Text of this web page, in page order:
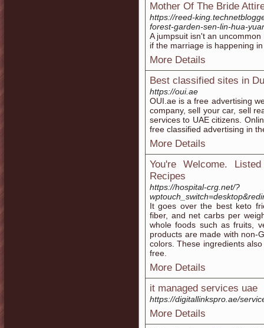
Mother Of The Bride
https://reed-
forest-garden-sen-lin-hua-
A jumpsuit isn't an
if the marriage is happening
More Details
Best classified sites in
https://oui.ae
OUI.ae is a free advertising
company, sell your car, sell
services to UAE citizens.
free classified advertising in
More Details
You're Welcome.
Recipes
https://hospital-crg.net/?
It goes over the best keto
fiber, and net carbs per
whole foods such as fruits,
products are made with non-
colors. These ingredients
free.
More Details
it managed services uae
https://digitallinkspro.ae/
More Details